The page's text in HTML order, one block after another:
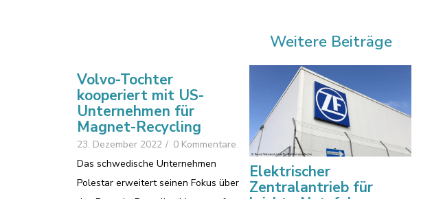
Weitere Beiträge
Volvo-Tochter
kooperiert mit US-
Unternehmen für
Magnet-Recycling
23. Dezember 2022 / 0 Kommentare
Das schwedische Unternehmen
Polestar erweitert seinen Fokus über
Elektrischer
Zentralantrieb für